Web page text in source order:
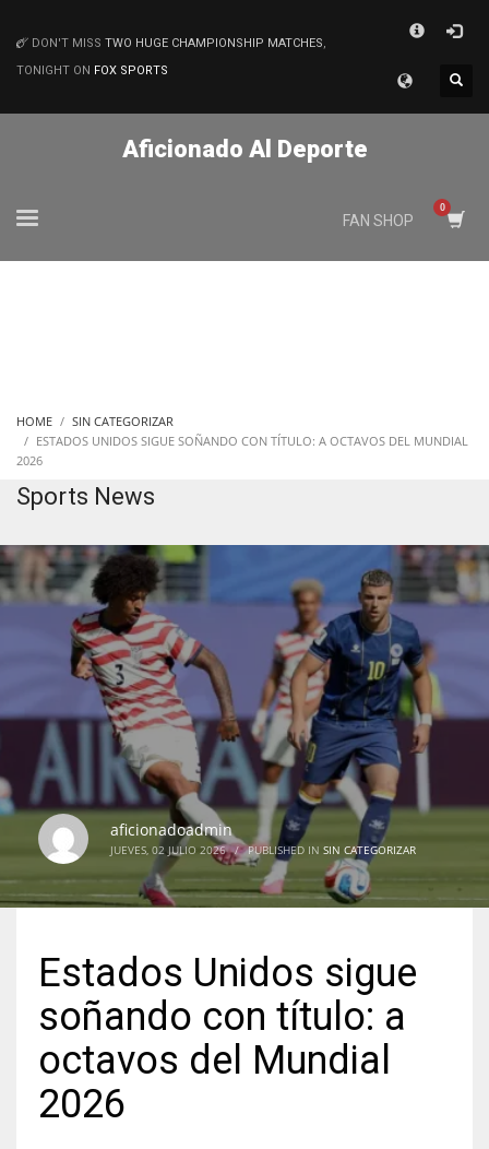
MATCHES
NYJ
DON'T MISS TWO HUGE CHAMPIONSHIP MATCHES,
TONIGHT ON FOX SPORTS
Aficionado Al Deporte
FAN SHOP
HOME
SIN CATEGORIZAR
ESTADOS UNIDOS SIGUE SOÑANDO CON TÍTULO: A OCTAVOS DEL MUNDIAL
2026
Sports News
aficionadoadmin
JUEVES, 02 JULIO 2026 / PUBLISHED IN SIN CATEGORIZAR
Estados Unidos sigue
soñando con título: a
octavos del Mundial
2026